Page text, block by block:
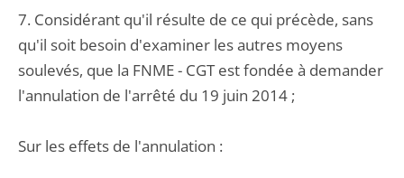
7. Considérant qu'il résulte de ce qui précède, sans
qu'il soit besoin d'examiner les autres moyens
soulevés, que la FNME - CGT est fondée à demander
l'annulation de l'arrêté du 19 juin 2014 ;
Sur les effets de l'annulation :